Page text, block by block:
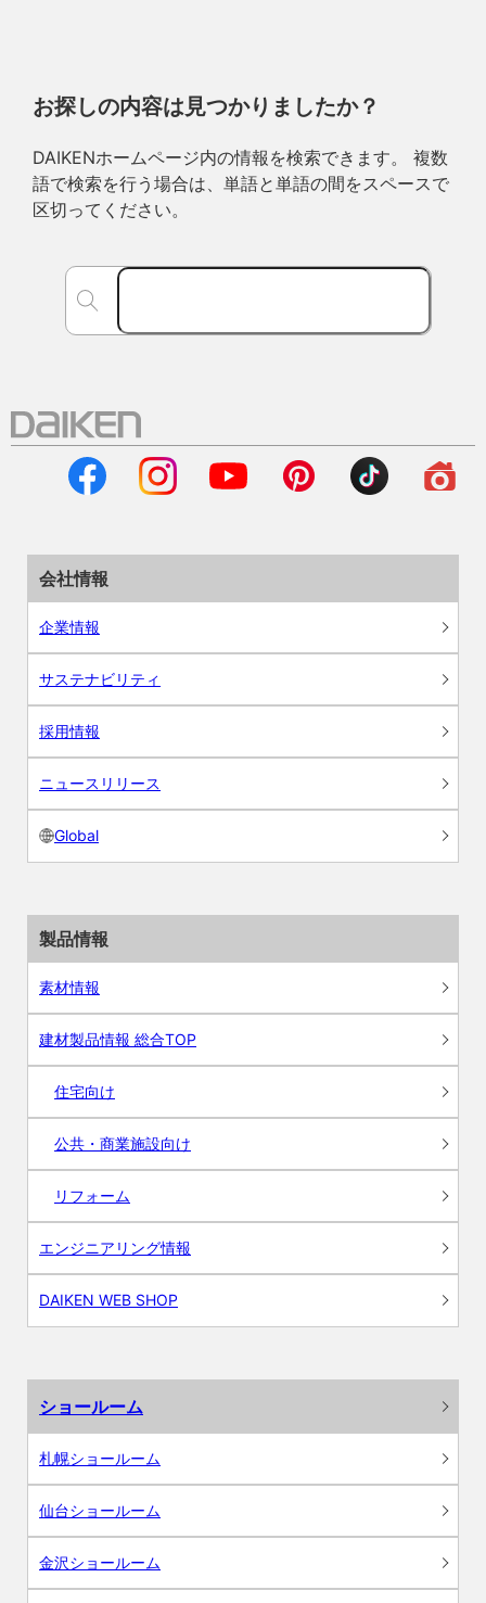
お探しの内容は見つかりましたか？
DAIKENホームページ内の情報を検索できます。 複数
語で検索を行う場合は、単語と単語の間をスペースで
区切ってください。
会社情報
企業情報
サステナビリティ
採用情報
ニュースリリース
Global
製品情報
素材情報
建材製品情報 総合TOP
住宅向け
公共・商業施設向け
リフォーム
エンジニアリング情報
DAIKEN WEB SHOP
ショールーム
札幌ショールーム
仙台ショールーム
金沢ショールーム